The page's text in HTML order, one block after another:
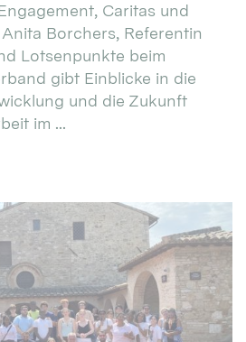
Caritas und
Borchers, Referentin
Lotsenpunkte beim
gibt Einblicke in die
und die Zukunft
im ...